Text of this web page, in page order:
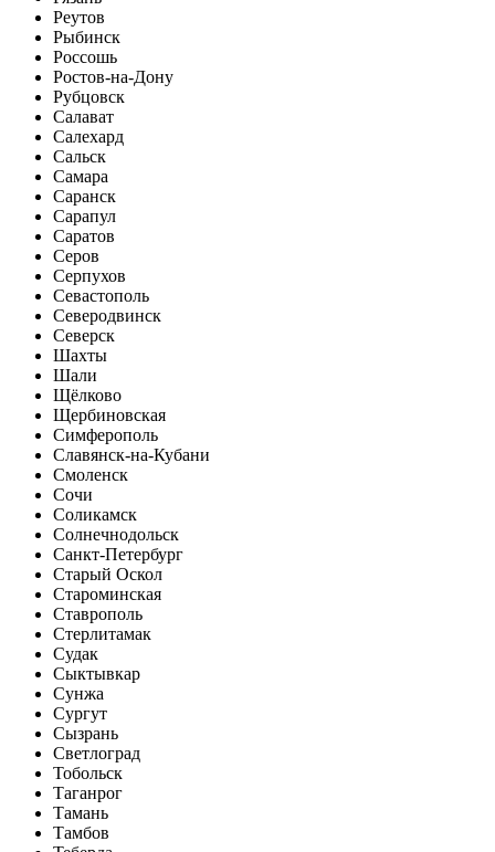
Реутов
Рыбинск
Россошь
Ростов-на-Дону
Рубцовск
Салават
Салехард
Сальск
Самара
Саранск
Сарапул
Саратов
Серов
Серпухов
Севастополь
Северодвинск
Северск
Шахты
Шали
Щёлково
Щербиновская
Симферополь
Славянск-на-Кубани
Смоленск
Сочи
Соликамск
Солнечнодольск
Санкт-Петербург
Старый Оскол
Староминская
Ставрополь
Стерлитамак
Судак
Сыктывкар
Сунжа
Сургут
Сызрань
Светлоград
Тобольск
Таганрог
Тамань
Тамбов